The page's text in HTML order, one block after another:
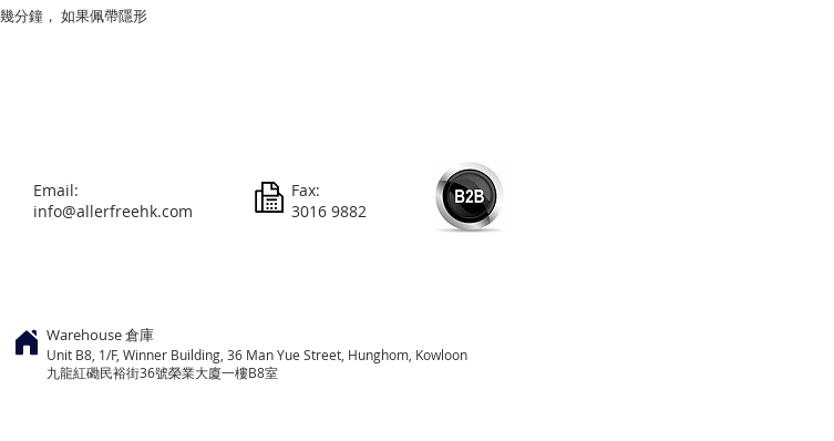
分鐘， 如果佩帶隱形
Email:
info@allerfreehk.com
Fax:
3016 9882
Warehouse 倉庫
Unit B8, 1/F, Winner Building, 36 Man Yue Street, Hunghom, Kowloon
​九龍紅磡民裕街36號榮業大廈一樓B8室